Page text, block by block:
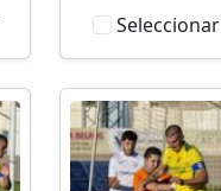
Seleccionar